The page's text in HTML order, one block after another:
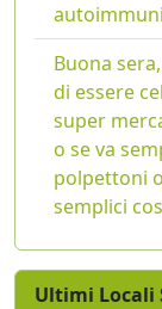
Buona
di essere
super
o se va
polpettoni
semplici
Ultimi Locali